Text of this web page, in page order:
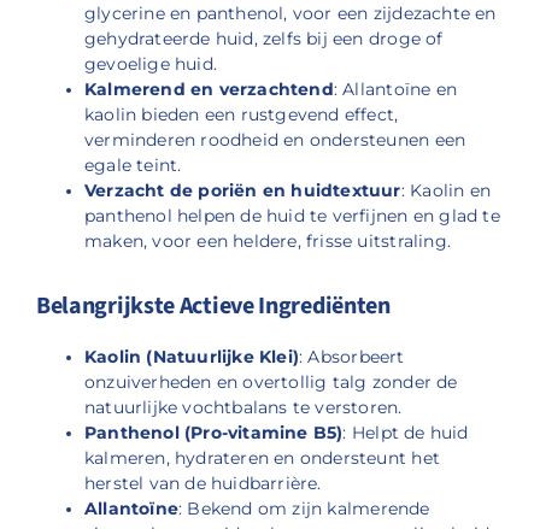
glycerine en panthenol, voor een zijdezachte en
gehydrateerde huid, zelfs bij een droge of
gevoelige huid.
Kalmerend en verzachtend: Allantoïne en
kaolin bieden een rustgevend effect,
verminderen roodheid en ondersteunen een
egale teint.
Verzacht de poriën en huidtextuur: Kaolin en
panthenol helpen de huid te verfijnen en glad te
maken, voor een heldere, frisse uitstraling.
Belangrijkste Actieve Ingrediënten
Kaolin (Natuurlijke Klei): Absorbeert
onzuiverheden en overtollig talg zonder de
natuurlijke vochtbalans te verstoren.
Panthenol (Pro-vitamine B5): Helpt de huid
kalmeren, hydrateren en ondersteunt het
herstel van de huidbarrière.
Allantoïne: Bekend om zijn kalmerende